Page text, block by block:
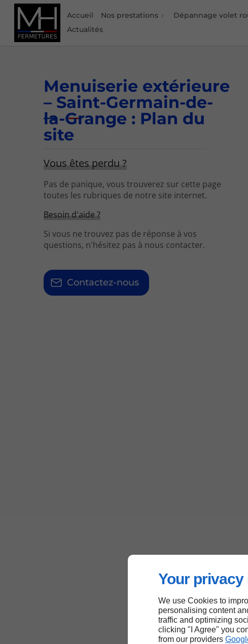
Your
We use Cookies to
personalising content
traffic and optimizing
clicking "I Agree" you
from our providers
Accueil Nos prestations Dépannage volet
Actualités
Menuiserie extérieure
– Saint-Germain-de-
la-Grange : Plan du
site
Vous êtes perdu ?
Pas de panique, vous trouverez sur cette page
toutes les rubriques de notre site internet.​​
Besoin d'aide ?
Si vous ne trouvez pas de réponse à vos
questions, n'hésitez pas à nous contacter.
Contactez-nous